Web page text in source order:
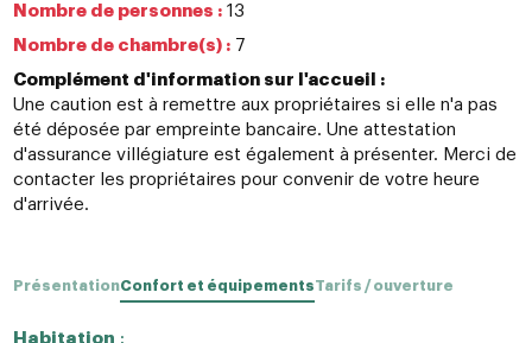
Nombre de personnes :13
Nombre de chambre(s) :7
Complément d'information sur l'accueil :
Une caution est à remettre aux propriétaires si elle n'a pas
été déposée par empreinte bancaire. Une attestation
d'assurance villégiature est également à présenter. Merci de
contacter les propriétaires pour convenir de votre heure
d'arrivée.
PrésentationConfort et équipementsTarifs / ouverture
Habitation :